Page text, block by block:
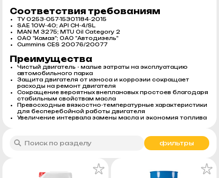
Соответствия требованиям
ТУ 0253-057-15301184-2015
SAE 10W-40; API CH-4/SL
MAN M 3275; MTU Oil Category 2
ОАО "Камаз"; ОАО "Автодизель"
Cummins CES 20076/20077
Преимущества
Чистый двигатель - малые затраты на эксплуатацию
автомобильного парка
Защита двигателя от износа и коррозии сокращает
расходы на ремонт двигателя
Сокращение вероятных внеплановых простоев благодаря
стабильным свойствам масла
Превосходные вязкостно-температурные характеристики
для бесперебойной работы двигателя
Увеличение интервала замены масла и экономия топлива
фильтры